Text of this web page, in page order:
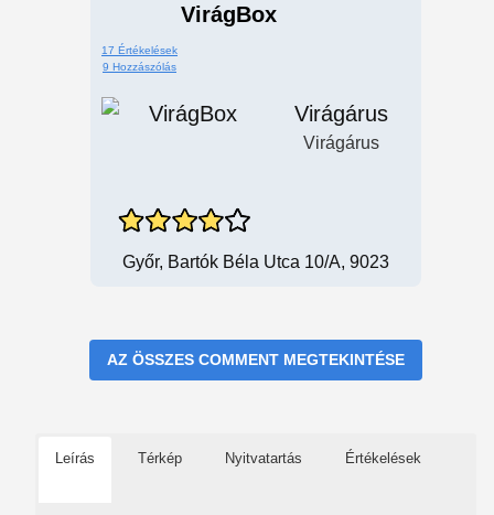
VirágBox
17 Értékelések
9 Hozzászólás
Virágárus
Virágárus
Győr, Bartók Béla Utca 10/A, 9023
AZ ÖSSZES COMMENT MEGTEKINTÉSE
Leírás Térkép Nyitvatartás Értékelések